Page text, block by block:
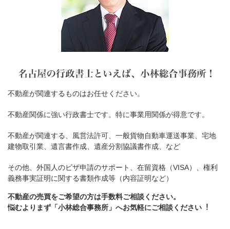
不動産が関連するものはお任せください。
不動産関係に強い行政書士です。特に事業用関係が得意です。
不動産が関連する、風営法許可、一般貨物自動車運送事業、宅地
建物取引業、遺言書作成、遺産分割協議書作成、など
その他、外国人のビザ申請のサポート、在留資格（VISA）、権利
義務事実証明に関する書類作成等（内容証明など）
不動産の売買をご希望の方は手数料ご相談ください。
悩むよりまず「小林総合事務所」へお気軽にご相談ください︕